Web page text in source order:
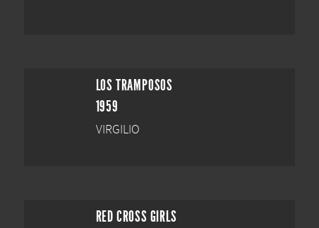
LOS TRAMPOSOS
1959
VIRGILIO
RED CROSS GIRLS